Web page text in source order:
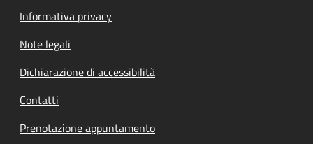
Informativa privacy
Note legali
Dichiarazione di accessibilità
Contatti
Prenotazione appuntamento